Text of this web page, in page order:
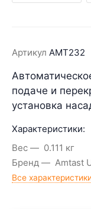
Артикул AMT232
подаче и
установка
Характеристики:
Вес
0.111 кг
Бренд
Amtast
Все